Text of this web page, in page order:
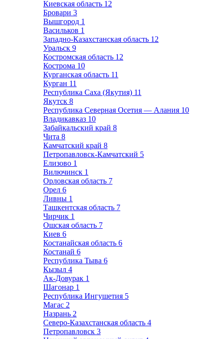
Киевская область 12
Бровари 3
Вышгород 1
Васильков 1
Западно-Казахстанская область 12
Уральск 9
Костромская область 12
Кострома 10
Курганская область 11
Курган 11
Республика Саха (Якутия) 11
Якутск 8
Республика Северная Осетия — Алания 10
Владикавказ 10
Забайкальский край 8
Чита 8
Камчатский край 8
Петропавловск-Камчатский 5
Елизово 1
Вилючинск 1
Орловская область 7
Орел 6
Ливны 1
Ташкентская область 7
Чирчик 1
Ошская область 7
Киев 6
Костанайская область 6
Костанай 6
Республика Тыва 6
Кызыл 4
Ак-Довурак 1
Шагонар 1
Республика Ингушетия 5
Магас 2
Назрань 2
Северо-Казахстанская область 4
Петропавловск 3